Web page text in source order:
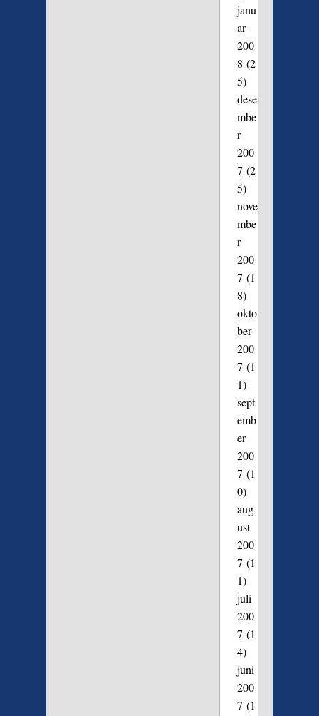
janu
ar
200
8 (2
5)
dese
mbe
r
200
7 (2
5)
nove
mbe
r
200
7 (1
8)
okto
ber
200
7 (1
1)
sept
emb
er
200
7 (1
0)
aug
ust
200
7 (1
1)
juli
200
7 (1
4)
juni
200
7 (1